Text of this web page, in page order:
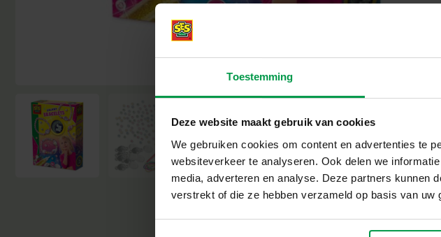
Toestemming
Deze website maakt gebruik van cookies
We gebruiken cookies om content en advertenties te
websiteverkeer te analyseren. Ook delen we
media, adverteren en analyse. Deze partners kunnen
verstrekt of die ze hebben verzameld op basis van uw